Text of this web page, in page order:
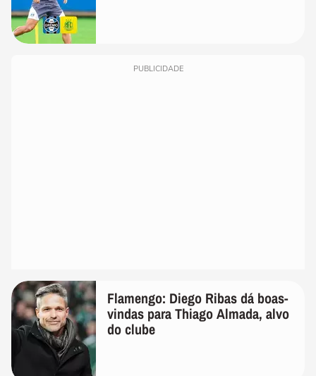
PUBLICIDADE
Flamengo: Diego Ribas dá boas-
vindas para Thiago Almada, alvo
do clube